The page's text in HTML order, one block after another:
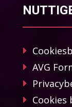
AVG
Cookies